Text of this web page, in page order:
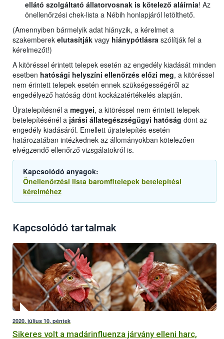
ellátó szolgáltató állatorvosnak is kötelező aláírnia! Az
önellenőrzési chek-lista a Nébih honlapjáról letölthető.
(Amennyiben bármelyik adat hiányzik, a kérelmet a
szakemberek elutasítják vagy hiánypótlásra szólítják fel a
kérelmezőt!)
A kitöréssel érintett telepek esetén az engedély kiadását minden
esetben hatósági helyszíni ellenőrzés előzi meg, a kitöréssel
nem érintett telepek esetén ennek szükségességéről az
engedélyező hatóság dönt kockázatértékelés alapján.
Újratelepítésnél a megyei, a kitöréssel nem érintett telepek
betelepítésénél a járási állategészségügyi hatóság dönt az
engedély kiadásáról. Emellett újratelepítés esetén
határozatában intézkednek az állományokban kötelezően
elvégzendő ellenőrző vizsgálatokról is.
Kapcsolódó anyagok:
Önellenőrzési lista baromfitelepek betelepítési
kérelméhez
Kapcsolódó tartalmak
2020. július 10, péntek
Sikeres volt a madárinfluenza járvány elleni harc,